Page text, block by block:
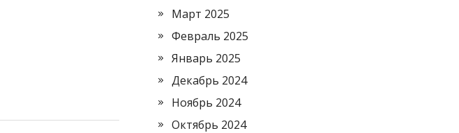
Март 2025
Февраль 2025
Январь 2025
Декабрь 2024
Ноябрь 2024
Октябрь 2024